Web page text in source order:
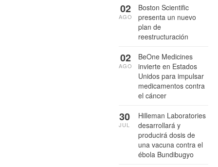
Boston Scientific
presenta un nuevo
plan de
reestructuración
02
AGO
BeOne Medicines
invierte en Estados
Unidos para impulsar
medicamentos contra
el cáncer
02
AGO
Hilleman Laboratories
desarrollará y
producirá dosis de
una vacuna contra el
ébola Bundibugyo
30
JUL